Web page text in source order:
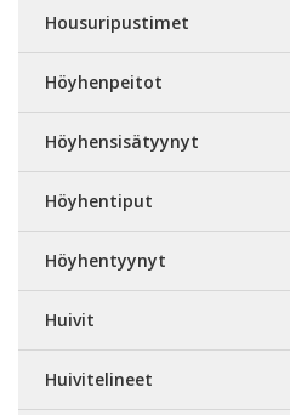
Housuripustimet
Höyhenpeitot
Höyhensisätyynyt
Höyhentiput
Höyhentyynyt
Huivit
Huivitelineet